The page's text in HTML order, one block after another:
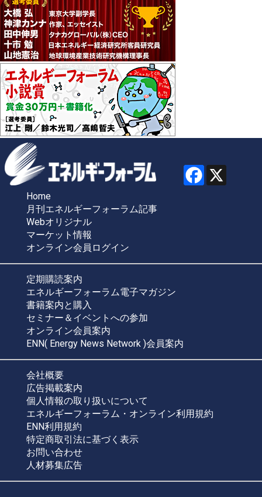
Home
月刊エネルギーフォーラム記事
Webオリジナル
マーケット情報
オンライン会員ログイン
定期購読案内
エネルギーフォーラム電子マガジン
書籍案内と購入
セミナー＆イベントへの参加
オンライン会員案内
ENN( Energy News Network )会員案内
会社概要
広告掲載案内
個人情報の取り扱いについて
エネルギーフォーラム・オンライン利用規約
ENN利用規約
特定商取引法に基づく表示
お問い合わせ
人材募集広告